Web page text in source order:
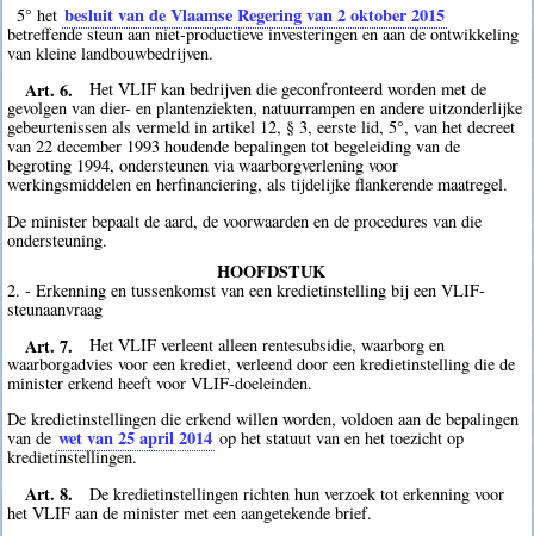
5° het besluit van de Vlaamse Regering van 2 oktober 2015
betreffende steun aan niet-productieve investeringen en aan de ontwikkeling
van kleine landbouwbedrijven.
Art. 6.
Het VLIF kan bedrijven die geconfronteerd worden met de
gevolgen van dier- en plantenziekten, natuurrampen en andere uitzonderlijke
gebeurtenissen als vermeld in artikel 12, § 3, eerste lid, 5°, van het decreet
van 22 december 1993 houdende bepalingen tot begeleiding van de
begroting 1994, ondersteunen via waarborgverlening voor
werkingsmiddelen en herfinanciering, als tijdelijke flankerende maatregel.
De minister bepaalt de aard, de voorwaarden en de procedures van die
ondersteuning.
HOOFDSTUK
2. - Erkenning en tussenkomst van een kredietinstelling bij een VLIF-
steunaanvraag
Art. 7.
Het VLIF verleent alleen rentesubsidie, waarborg en
waarborgadvies voor een krediet, verleend door een kredietinstelling die de
minister erkend heeft voor VLIF-doeleinden.
De kredietinstellingen die erkend willen worden, voldoen aan de bepalingen
van de wet van 25 april 2014 op het statuut van en het toezicht op
kredietinstellingen.
Art. 8.
De kredietinstellingen richten hun verzoek tot erkenning voor
het VLIF aan de minister met een aangetekende brief.